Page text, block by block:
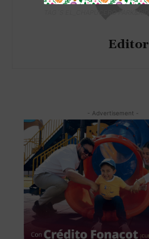
Editor
- Advertisement -